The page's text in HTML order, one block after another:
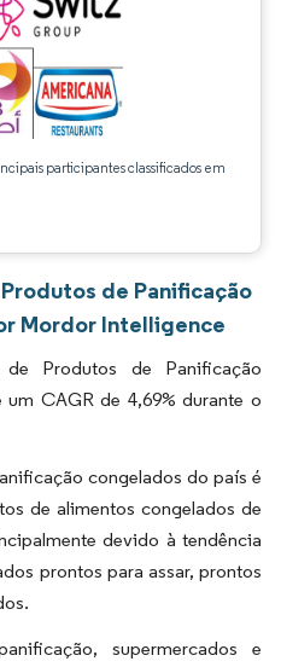
participantes classificados em
de Panificação
Mordor Intelligence
Produtos de Panificação
CAGR de 4,69% durante o
congelados do país é
de alimentos congelados de
devido à tendência
prontos para assar, prontos
supermercados e